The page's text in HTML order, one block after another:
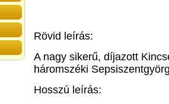
Rövid leírás:
A nagy sikerű, díjazott
háromszéki
Hosszú leírás: